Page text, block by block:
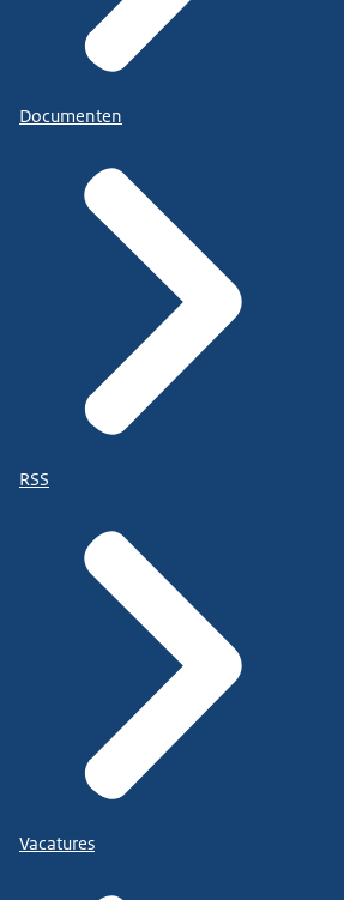
Documenten
RSS
Vacatures